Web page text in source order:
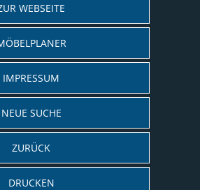
WEBSEITE
IMPRESSUM
NEUE SUCHE
ZURÜCK
DRUCKEN